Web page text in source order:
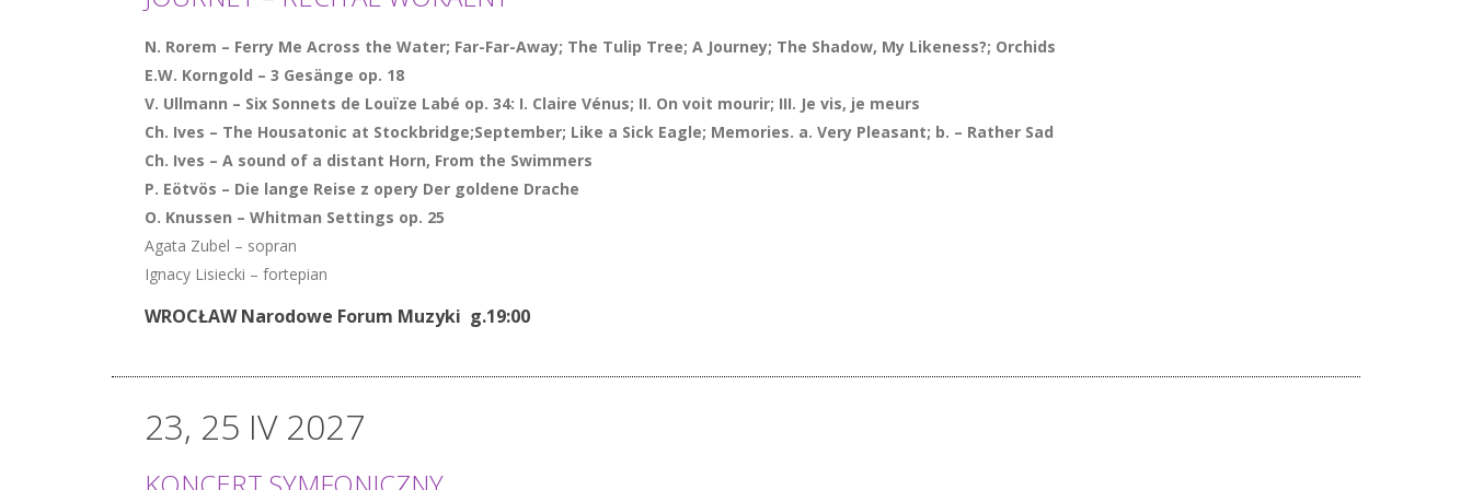
N. Rorem – Ferry Me Across the Water; Far-Far-Away; The Tulip Tree; A Journey; The Shadow, My Likeness?; Orchids
E.W. Korngold – 3 Gesänge op. 18
V. Ullmann – Six Sonnets de Louïze Labé op. 34: I. Claire Vénus; II. On voit mourir; III. Je vis, je meurs
Ch. Ives – The Housatonic at Stockbridge;September; Like a Sick Eagle; Memories. a. Very Pleasant; b. – Rather Sad
Ch. Ives – A sound of a distant Horn, From the Swimmers
P. Eötvös – Die lange Reise z opery Der goldene Drache
O. Knussen – Whitman Settings op. 25
Agata Zubel – sopran
Ignacy Lisiecki – fortepian
WROCŁAW Narodowe Forum Muzyki g.19:00
23, 25 IV 2027